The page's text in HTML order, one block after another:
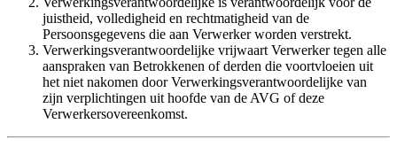
juistheid, volledigheid en rechtmatigheid van de
Persoonsgegevens die aan Verwerker worden verstrekt.
Verwerkingsverantwoordelijke vrijwaart Verwerker tegen alle
aanspraken van Betrokkenen of derden die voortvloeien uit
het niet nakomen door Verwerkingsverantwoordelijke van
zijn verplichtingen uit hoofde van de AVG of deze
Verwerkersovereenkomst.